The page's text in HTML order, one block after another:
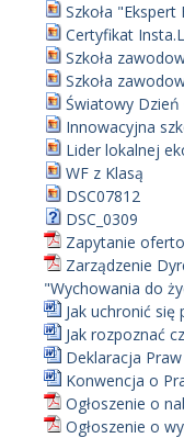
Szkoła "Ekspert
Certyfikat
Szkoła
Szkoła
Światowy Dzień
Innowacyjna
Lider lokalnej
WF z Klasą
DSC07812
DSC_0309
Zapytanie
Zarządzenie
"Wychowania do
Jak uchronić się
Jak rozpoznać
Deklaracja Praw
Konwencja o
Ogłoszenie o
Ogłoszenie o